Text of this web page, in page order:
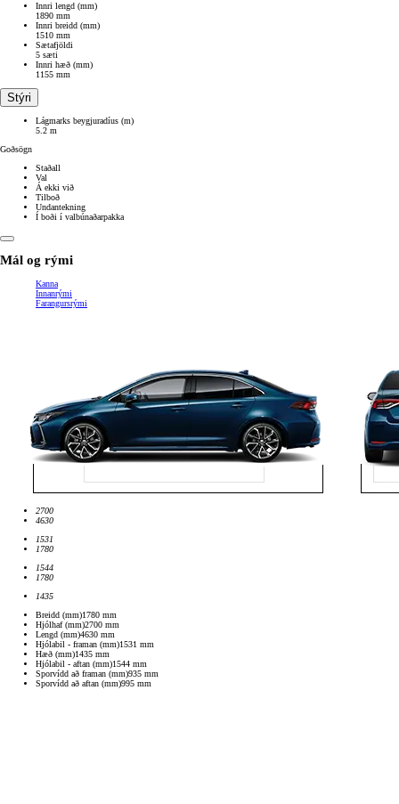
Innri lengd (mm)
1890 mm
Innri breidd (mm)
1510 mm
Sætafjöldi
5 sæti
Innri hæð (mm)
1155 mm
Stýri
Lágmarks beygjuradíus (m)
5.2 m
Goðsögn
Staðall
Val
Á ekki við
Tilboð
Undantekning
Í boði í valbúnaðarpakka
Mál og rými
Kanna
Innanrými
Farangursrými
2700
4630
1531
1780
1544
1780
1435
Breidd (mm)1780 mm
Hjólhaf (mm)2700 mm
Lengd (mm)4630 mm
Hjólabil - framan (mm)1531 mm
Hæð (mm)1435 mm
Hjólabil - aftan (mm)1544 mm
Sporvídd að framan (mm)935 mm
Sporvídd að aftan (mm)995 mm